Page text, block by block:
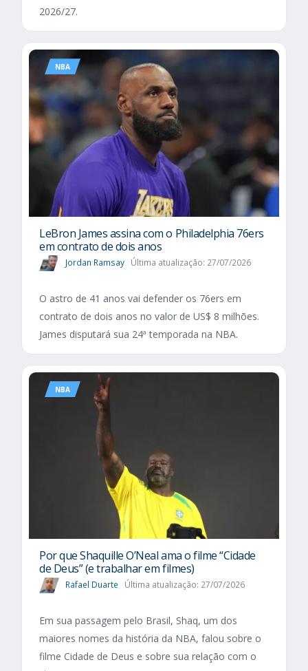
2026/27.
NBA
LeBron James assina com o Philadelphia 76ers
em contrato de dois anos
Jordan Ramsay Última atualização: 27/07/2026
O astro de 41 anos vai defender os 76ers em
contrato de dois anos no valor de US$ 8 milhões.
James disputará sua 24ª temporada na NBA.
NBA
Por que Shaquille O’Neal ama o filme “Cidade
de Deus” (e trabalhar em filmes)
Rafael Duarte Última atualização: 27/07/2026
Em sua passagem pelo Brasil, Shaq, um dos
maiores nomes da história da NBA, falou sobre o
filme Cidade de Deus e sobre sua relação com o